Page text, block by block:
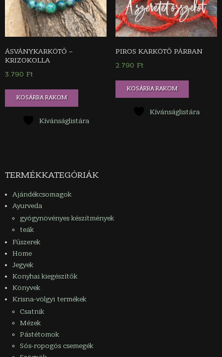
ÁSVÁNYKARKÖTŐ –
KRIZOKOLLA
3.790 Ft
KOSÁRBA RAKOM
Kívánságlistára
PIROS KARKÖTŐ PÁRBAN
2.790 Ft
KOSÁRBA RAKOM
Kívánságlistára
TERMÉKKATEGÓRIÁK
Ajándékcsomagok
Ayurveda
gyógynövényes készítmények
teák
Fűszerek
Home
Jegyek
Konyhai kiegészítők
Könyvek
Krisna-völgyi termékek
Csatnik
Mézek
Pástétomok
Sós-ropogós csemegék